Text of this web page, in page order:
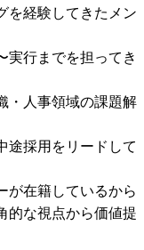
を経験してきたメン
実行までを担ってき
・人事領域の課題解
途採用をリードして
が在籍しているから
的な視点から価値提